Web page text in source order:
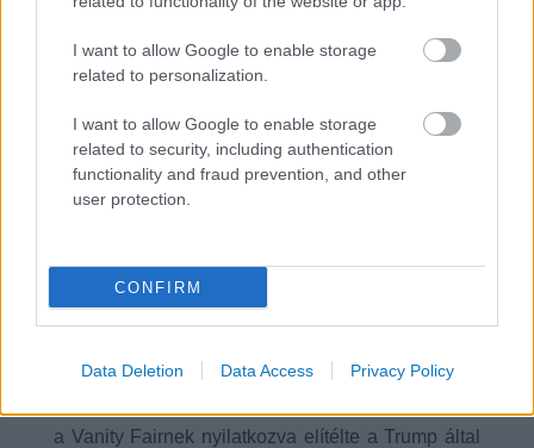
I want to allow Google to enable storage
related to personalization.
I want to allow Google to enable storage
related to security, including authentication
functionality and fraud prevention, and other
user protection.
CONFIRM
Data Deletion Data Access Privacy Policy
2016-ban pedig Trumpot a demokráciára
a Vanity Fairnek nyilatkozva elítélte a Trump által